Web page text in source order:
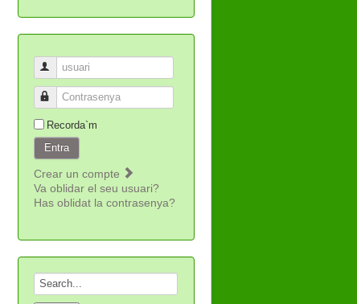
usuari
Contrasenya
Recorda`m
Entra
Crear un compte
Va oblidar el seu usuari?
Has oblidat la contrasenya?